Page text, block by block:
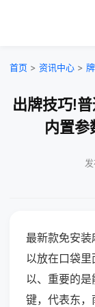
首页 > 资讯中心 >
出牌技巧!
内置参
最新款免安
以放在口袋
以、重要的
键，代表东